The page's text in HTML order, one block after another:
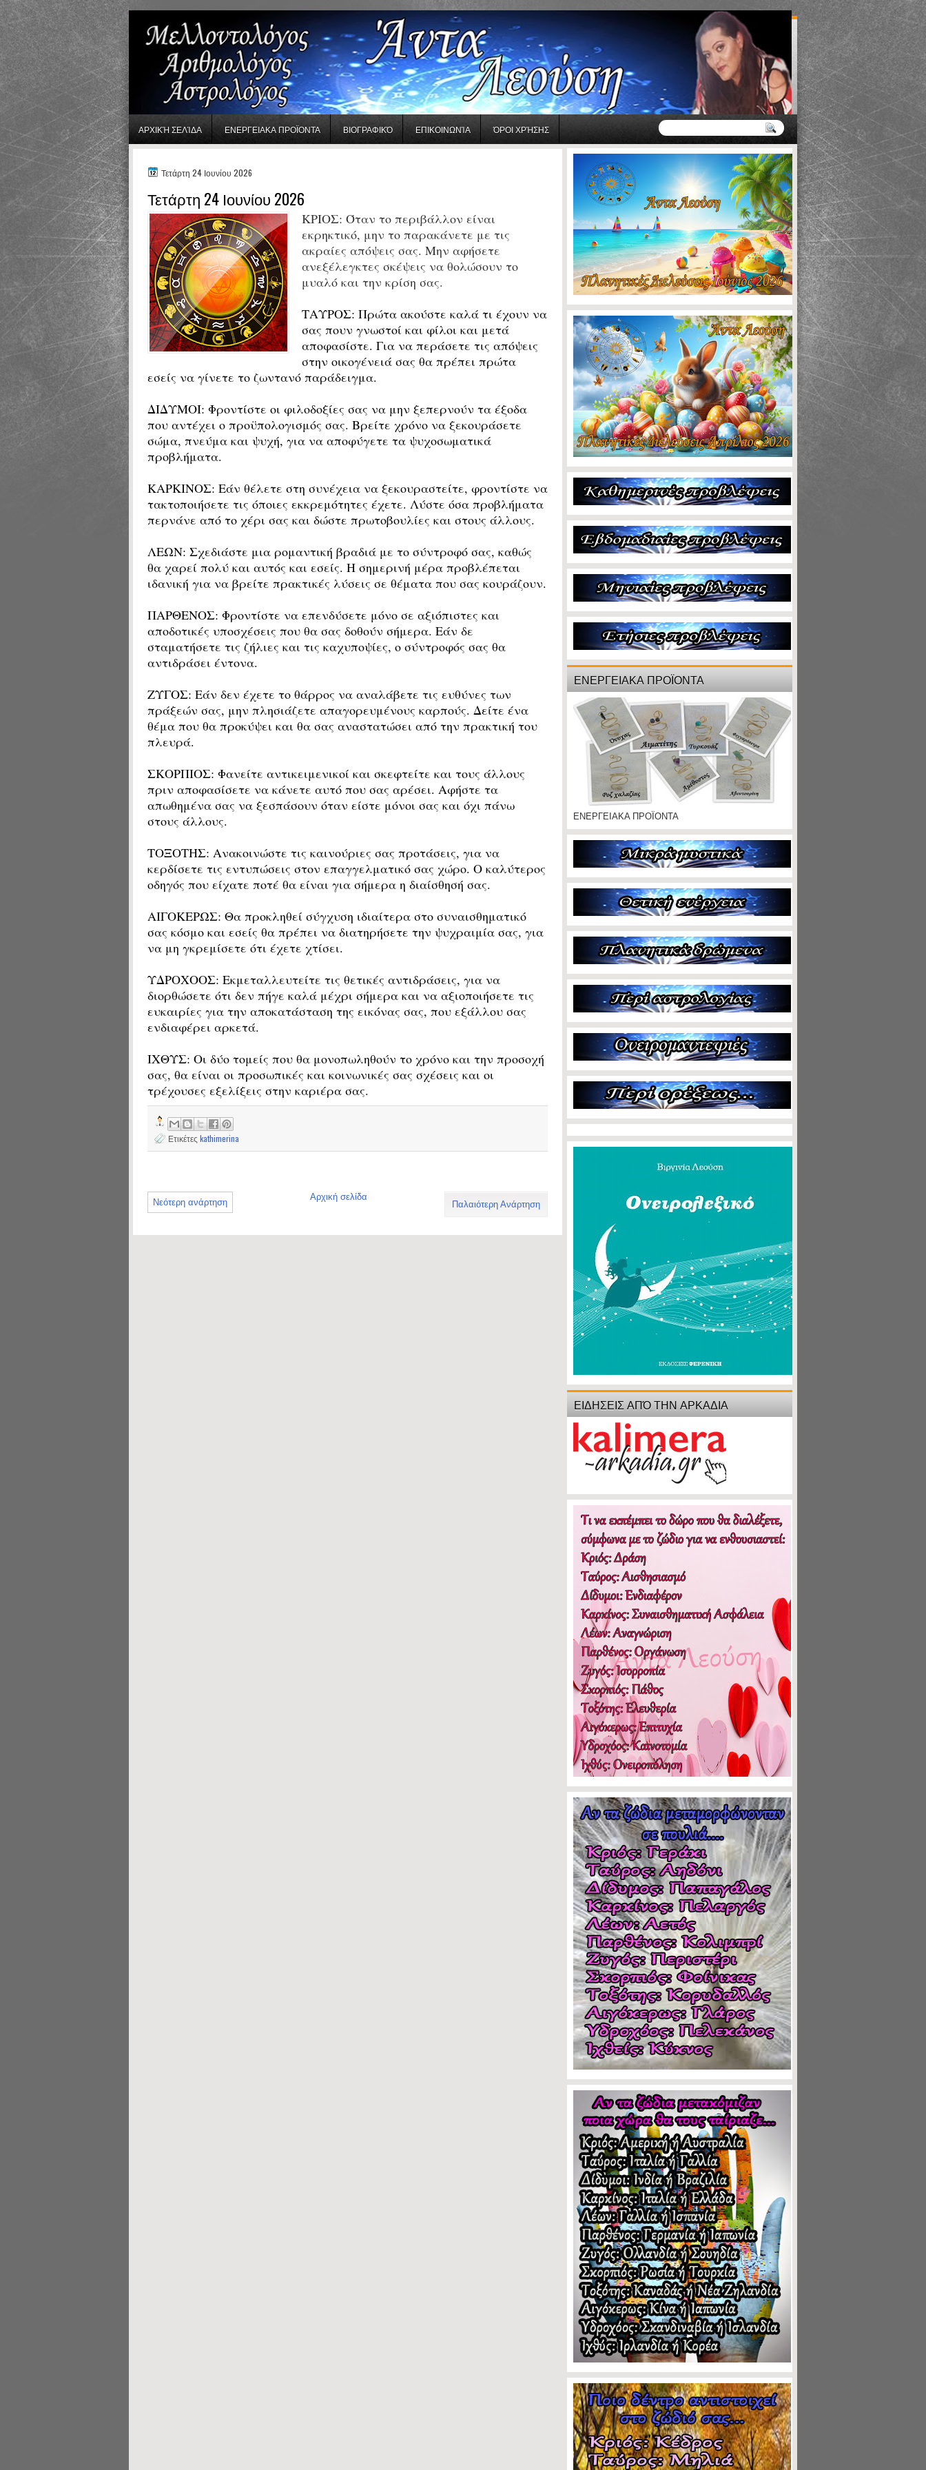
ΑΡΧΙΚΉ ΣΕΛΊΔΑ ΕΝΕΡΓΕΙΑΚΑ ΠΡΟΪΟΝΤΑ ΒΙΟΓΡΑΦΙΚΌ ΕΠΙΚΟΙΝΩΝΊΑ ΌΡΟΙ ΧΡΉΣΗΣ
Τετάρτη 24 Ιουνίου 2026
Τετάρτη 24 Ιουνίου 2026
ΚΡΙΟΣ: Όταν το περιβάλλον είναι
εκρηκτικό, μην το παρακάνετε με τις
ακραίες απόψεις σας. Μην αφήσετε
ανεξέλεγκτες σκέψεις να θολώσουν το
μυαλό και την κρίση σας.
ΤΑΥΡΟΣ: Πρώτα ακούστε καλά τι έχουν να
σας πουν γνωστοί και φίλοι και μετά
αποφασίστε. Για να περάσετε τις απόψεις
στην οικογένειά σας θα πρέπει πρώτα
εσείς να γίνετε το ζωντανό παράδειγμα.
ΔΙΔΥΜΟΙ: Φροντίστε οι φιλοδοξίες σας να μην ξεπερνούν τα έξοδα
που αντέχει ο προϋπολογισμός σας. Βρείτε χρόνο να ξεκουράσετε
σώμα, πνεύμα και ψυχή, για να αποφύγετε τα ψυχοσωματικά
προβλήματα.
ΚΑΡΚΙΝΟΣ: Εάν θέλετε στη συνέχεια να ξεκουραστείτε, φροντίστε να
τακτοποιήσετε τις όποιες εκκρεμότητες έχετε. Λύστε όσα προβλήματα
περνάνε από το χέρι σας και δώστε πρωτοβουλίες και στους άλλους.
ΛΕΩΝ: Σχεδιάστε μια ρομαντική βραδιά με το σύντροφό σας, καθώς
θα χαρεί πολύ και αυτός και εσείς. Η σημερινή μέρα προβλέπεται
ιδανική για να βρείτε πρακτικές λύσεις σε θέματα που σας κουράζουν.
ΠΑΡΘΕΝΟΣ: Φροντίστε να επενδύσετε μόνο σε αξιόπιστες και
αποδοτικές υποσχέσεις που θα σας δοθούν σήμερα. Εάν δε
σταματήσετε τις ζήλιες και τις καχυποψίες, ο σύντροφός σας θα
αντιδράσει έντονα.
ΖΥΓΟΣ: Εάν δεν έχετε το θάρρος να αναλάβετε τις ευθύνες των
πράξεών σας, μην πλησιάζετε απαγορευμένους καρπούς. Δείτε ένα
θέμα που θα προκύψει και θα σας αναστατώσει από την πρακτική του
πλευρά.
ΣΚΟΡΠΙΟΣ: Φανείτε αντικειμενικοί και σκεφτείτε και τους άλλους
πριν αποφασίσετε να κάνετε αυτό που σας αρέσει. Αφήστε τα
απωθημένα σας να ξεσπάσουν όταν είστε μόνοι σας και όχι πάνω
στους άλλους.
ΤΟΞΟΤΗΣ: Ανακοινώστε τις καινούριες σας προτάσεις, για να
κερδίσετε τις εντυπώσεις στον επαγγελματικό σας χώρο. Ο καλύτερος
οδηγός που είχατε ποτέ θα είναι για σήμερα η διαίσθησή σας.
ΑΙΓΟΚΕΡΩΣ: Θα προκληθεί σύγχυση ιδιαίτερα στο συναισθηματικό
σας κόσμο και εσείς θα πρέπει να διατηρήσετε την ψυχραιμία σας, για
να μη γκρεμίσετε ότι έχετε χτίσει.
ΥΔΡΟΧΟΟΣ: Εκμεταλλευτείτε τις θετικές αντιδράσεις, για να
διορθώσετε ότι δεν πήγε καλά μέχρι σήμερα και να αξιοποιήσετε τις
ευκαιρίες για την αποκατάσταση της εικόνας σας, που εξάλλου σας
ενδιαφέρει αρκετά.
ΙΧΘΥΣ: Οι δύο τομείς που θα μονοπωληθούν το χρόνο και την προσοχή
σας, θα είναι οι προσωπικές και κοινωνικές σας σχέσεις και οι
τρέχουσες εξελίξεις στην καριέρα σας.
Ετικέτες kathimerina
Νεότερη ανάρτηση Παλαιότερη Ανάρτηση
Αρχική σελίδα
ΕΝΕΡΓΕΙΑΚΑ ΠΡΟΪΟΝΤΑ
ΕΝΕΡΓΕΙΑΚΑ ΠΡΟΪΟΝΤΑ
ΕΙΔΗΣΕΙΣ ΑΠΌ ΤΗΝ ΑΡΚΑΔΙΑ